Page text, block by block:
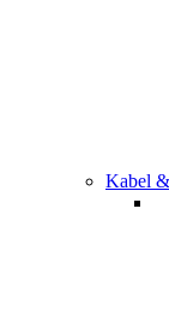
Kabel